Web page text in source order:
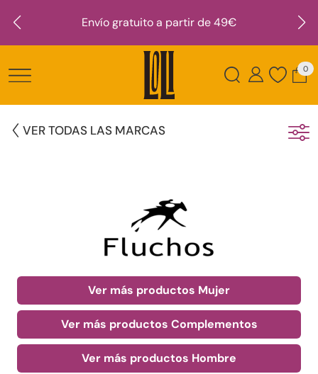
Envío gratuito a partir de 49€
0
VER TODAS LAS MARCAS
Ver más productos Mujer
Ver más productos Complementos
Ver más productos Hombre